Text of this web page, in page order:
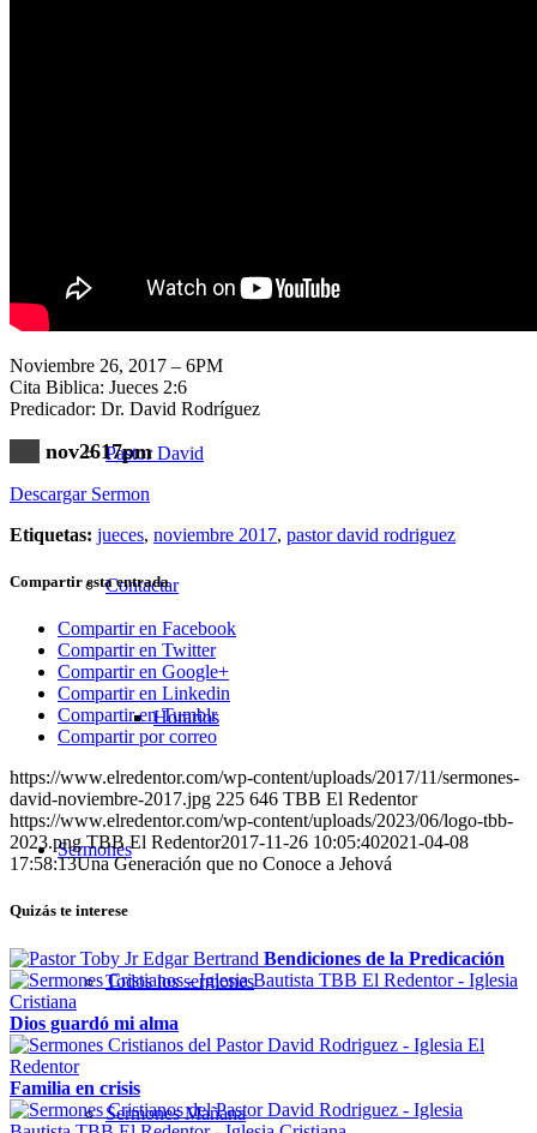
Pastor David
Contactar
Horarios
Sermones
Todos los sermones
Sermones Mañana
Noviembre 26, 2017 – 6PM
Cita Biblica: Jueces 2:6
Predicador: Dr. David Rodríguez
nov2617pm
Descargar Sermon
Etiquetas: jueces, noviembre 2017, pastor david rodriguez
Compartir esta entrada
Compartir en Facebook
Compartir en Twitter
Compartir en Google+
Compartir en Linkedin
Compartir en Tumblr
Compartir por correo
https://www.elredentor.com/wp-content/uploads/2017/11/sermones-
david-noviembre-2017.jpg 225 646 TBB El Redentor
https://www.elredentor.com/wp-content/uploads/2023/06/logo-tbb-
2023.png TBB El Redentor2017-11-26 10:05:402021-04-08
17:58:13Una Generación que no Conoce a Jehová
Quizás te interese
Bendiciones de la Predicación
Dios guardó mi alma
Familia en crisis